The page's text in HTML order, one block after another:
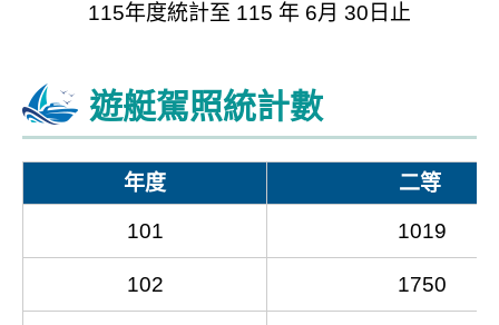
115年度統計至 115 年 6月 30日止
遊艇駕照統計數
年度 二等
101 1019
102 1750